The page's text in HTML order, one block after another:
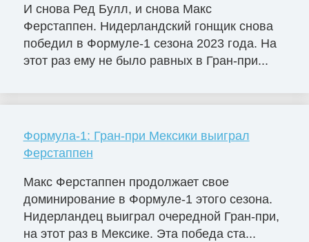
И снова Ред Булл, и снова Макс
Ферстаппен. Нидерландский гонщик снова
победил в Формуле-1 сезона 2023 года. На
этот раз ему не было равных в Гран-при...
Формула-1: Гран-при Мексики выиграл
Ферстаппен
Макс Ферстаппен продолжает свое
доминирование в Формуле-1 этого сезона.
Нидерландец выиграл очередной Гран-при,
на этот раз в Мексике. Эта победа ста...